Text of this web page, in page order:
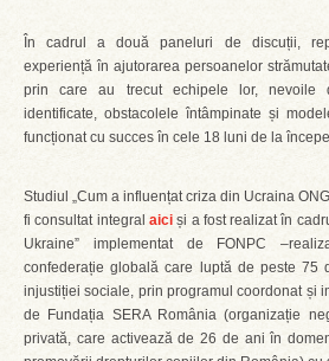
În cadrul a două paneluri de discuții,
experiență în ajutorarea persoanelor
prin care au trecut echipele lor, nevoile
identificate, obstacolele întâmpinate și
funcționat cu succes în cele 18 luni de la
Studiul „Cum a influențat criza din Ucraina
fi consultat integral aiciși a fost realizat în
Ukraine” implementat de FONPC
confederație globală care luptă de peste 75
injustiției sociale, prin programul coordonat și
de Fundația SERA România (organizație
privată, care activează de 26 de ani în